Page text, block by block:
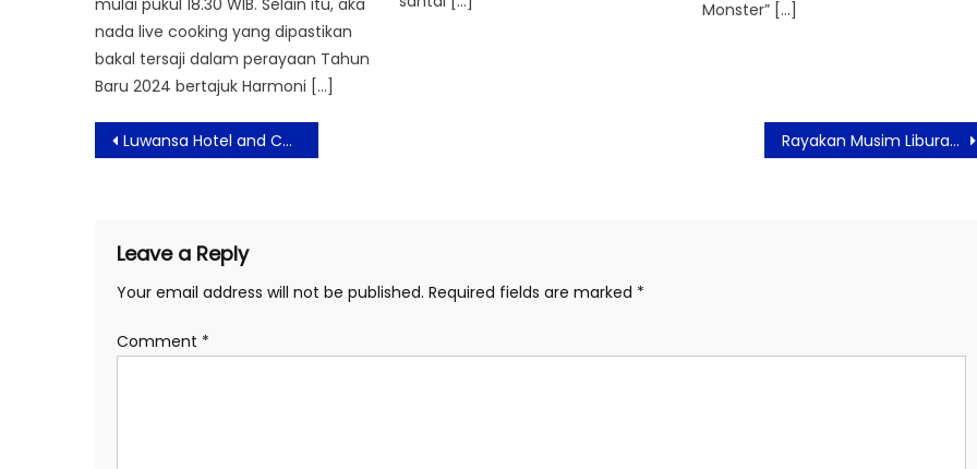
mulai pukul 18.30 WIB. Selain itu, aka
nada live cooking yang dipastikan
bakal tersaji dalam perayaan Tahun
Baru 2024 bertajuk Harmoni […]
Monster” […]
Post
navigation
Luwansa Hotel and Convention Center Mengadakan Acara Penyalaan Lampu Natal “Lit the Light for a Better Future” Rayakan Musim Liburan di The Grove Suites by Grand Aston
Leave a Reply
Your email address will not be published. Required fields are marked *
Comment *